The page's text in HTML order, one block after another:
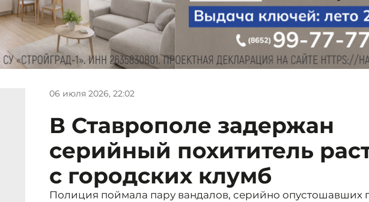
06 июля 2026, 22:02
В Ставрополе задержан
серийный похититель
с городских клумб
Полиция поймала пару вандалов, серийно опустошавших